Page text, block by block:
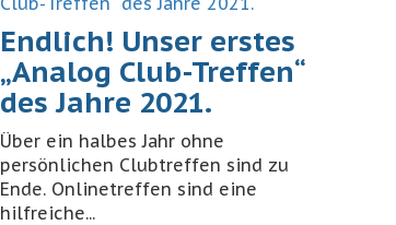
Endlich! Unser erstes
„Analog Club-Treffen“
des Jahre 2021.
Über ein halbes Jahr ohne
persönlichen Clubtreffen sind zu
Ende. Onlinetreffen sind eine
hilfreiche...